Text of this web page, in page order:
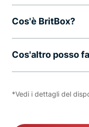
Cos'è BritBox?
Cos'altro posso
*Vedi i dettagli del